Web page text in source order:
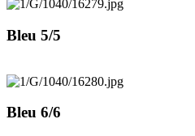
Bleu 5/5
Bleu 6/6